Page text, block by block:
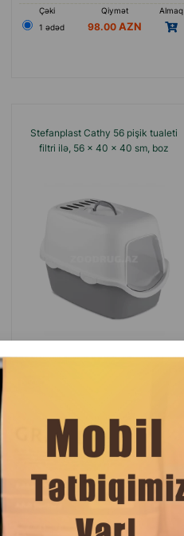
Çəki Qiymət
Almaq
1 ədəd
98.00
Stefanplast Cathy 56 pişik tualeti
filtri ilə, 56 x 40 x 40 sm, boz
1 ədəd
50.00
Trixie Carlo pişiklər üçün açıq tualet